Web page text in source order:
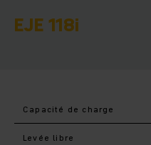
EJE 118i
Capacité de charge
Levée libre